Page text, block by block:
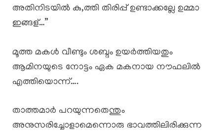
അതിനിടയിൽ കു,ത്തി തിരിപ്പ് ഉണ്ടാക്കല്ലേ ഉമ്മാ
ഇങ്ങള്…”
മൂത്ത മകൾ വീണ്ടും ശബ്ദം ഉയർത്തിയതും
ആമിനയുടെ നോട്ടം ഏക മകനായ നൗഫലിൽ
എത്തിയൊന്ന്….
താത്തമാർ പറയുന്നതെന്തും
അനുസരിച്ചോളാമെന്നൊരു ഭാവത്തിലിരിക്കുന്ന